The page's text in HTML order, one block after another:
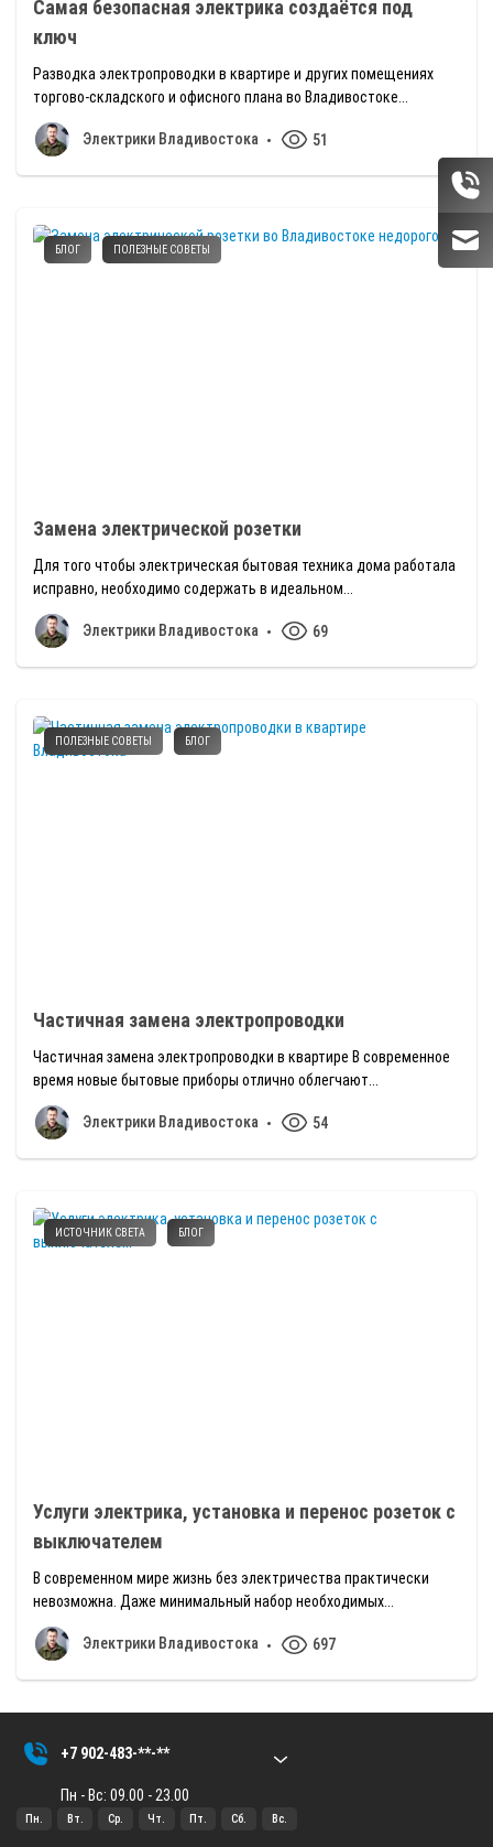
Самая безопасная электрика создаётся под
ключ
Разводка электропроводки в квартире и других помещениях
торгово-складского и офисного плана во Владивостоке...
Электрики Владивостока 51
БЛОГ ПОЛЕЗНЫЕ СОВЕТЫ
Замена электрической розетки
Для того чтобы электрическая бытовая техника дома работала
исправно, необходимо содержать в идеальном...
Электрики Владивостока 69
ПОЛЕЗНЫЕ СОВЕТЫ БЛОГ
Частичная замена электропроводки
Частичная замена электропроводки в квартире В современное
время новые бытовые приборы отлично облегчают...
Электрики Владивостока 54
ИСТОЧНИК СВЕТА БЛОГ
Услуги электрика, установка и перенос розеток с
выключателем
В современном мире жизнь без электричества практически
невозможна. Даже минимальный набор необходимых...
Электрики Владивостока 697
+7 902-483-**-**
Пн - Вс: 09.00 - 23.00
Пн. Вт. Ср. Чт. Пт. Сб. Вс.